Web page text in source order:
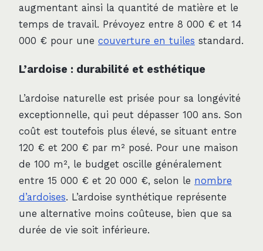
augmentant ainsi la quantité de matière et le
temps de travail. Prévoyez entre 8 000 € et 14
000 € pour une couverture en tuiles standard.
L’ardoise : durabilité et esthétique
L’ardoise naturelle est prisée pour sa longévité
exceptionnelle, qui peut dépasser 100 ans. Son
coût est toutefois plus élevé, se situant entre
120 € et 200 € par m² posé. Pour une maison
de 100 m², le budget oscille généralement
entre 15 000 € et 20 000 €, selon le nombre
d’ardoises. L’ardoise synthétique représente
une alternative moins coûteuse, bien que sa
durée de vie soit inférieure.